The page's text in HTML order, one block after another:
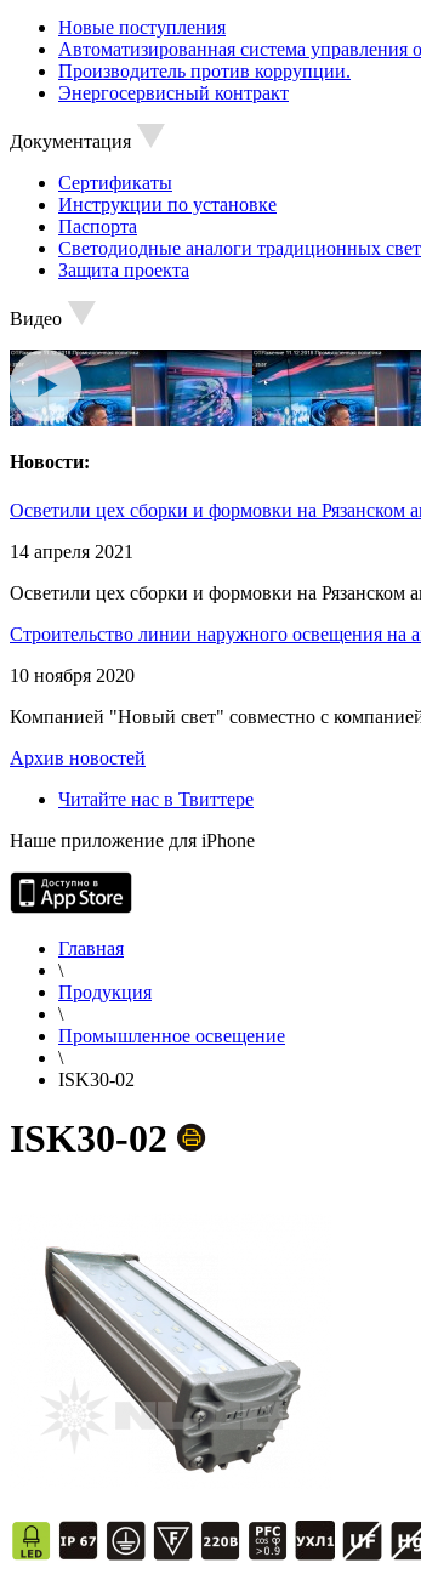
Новые поступления
Автоматизированная система управления
Производитель против коррупции.
Энергосервисный контракт
Документация
Сертификаты
Инструкции по установке
Паспорта
Светодиодные аналоги традиционных
Защита проекта
Видео
Новости:
Осветили цех сборки и формовки на Рязанском
14 апреля 2021
Осветили цех сборки и формовки на Рязанском
Строительство линии наружного освещения на
10 ноября 2020
Компанией "Новый свет" совместно с
Архив новостей
Читайте нас в Твиттере
Наше приложение для iPhone
Главная
\
Продукция
\
Промышленное освещение
\
ISK30-02
ISK30-02